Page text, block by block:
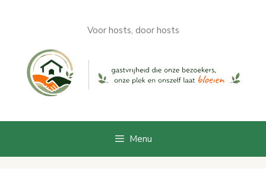
Voor hosts, door hosts
Menu